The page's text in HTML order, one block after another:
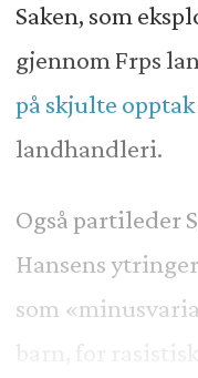
Saken, som
gjennom Frps
på skjulte opptak
landhandleri.
Også partileder
Hansens
som
barn, for